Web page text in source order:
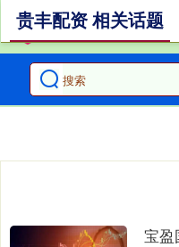
贵丰配资 相关话题